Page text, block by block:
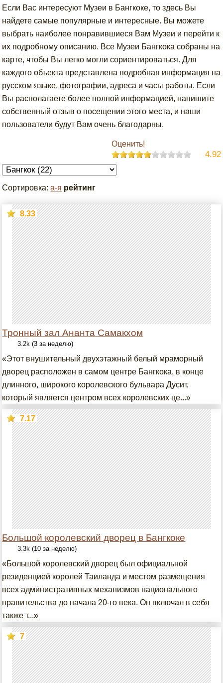
Если Вас интересуют Музеи в Бангкоке, то здесь Вы
найдете самые популярные и интересные. Вы можете
выбрать наиболее понравившиеся Вам Музеи и перейти к
их подробному описанию. Все Музеи Бангкока собраны на
карте, чтобы Вы легко могли сориентироваться. Для
каждого объекта представлена подробная информация на
русском языке, фотографии, адреса и часы работы. Если
Вы располагаете более полной информацией, напишите
собственный отзыв о посещении этого места, и наши
пользователи будут Вам очень благодарны.
Оценить!
4.92
Сортировка:а-я рейтинг
Тронный зал Ананта Самакхом
8.33
3.2k (3 за неделю)
«Этот внушительный двухэтажный белый мраморный
дворец расположен в самом центре Бангкока, в конце
длинного, широкого королевского бульвара Дусит,
который является центром всех королевских це...»
Большой королевский дворец в Бангкоке
7.17
3.3k (10 за неделю)
«Большой королевский дворец был официальной
резиденцией королей Таиланда и местом размещения
всех административных механизмов национального
правительства до начала 20-го века. Он включал в себя
также т...»
7